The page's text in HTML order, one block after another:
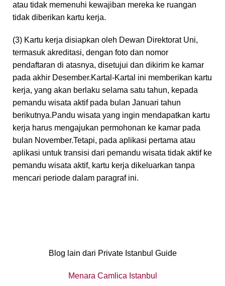
atau tidak memenuhi kewajiban mereka ke ruangan
tidak diberikan kartu kerja.
(3) Kartu kerja disiapkan oleh Dewan Direktorat Uni,
termasuk akreditasi, dengan foto dan nomor
pendaftaran di atasnya, disetujui dan dikirim ke kamar
pada akhir Desember.Kartal-Kartal ini memberikan kartu
kerja, yang akan berlaku selama satu tahun, kepada
pemandu wisata aktif pada bulan Januari tahun
berikutnya.Pandu wisata yang ingin mendapatkan kartu
kerja harus mengajukan permohonan ke kamar pada
bulan November.Tetapi, pada aplikasi pertama atau
aplikasi untuk transisi dari pemandu wisata tidak aktif ke
pemandu wisata aktif, kartu kerja dikeluarkan tanpa
mencari periode dalam paragraf ini.
Blog lain dari Private Istanbul Guide
Menara Camlica Istanbul